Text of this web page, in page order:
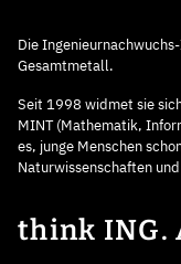
Die
Gesamtmetall.
Seit 1998 widmet sie
MINT (Mathematik,
es, junge Menschen
Naturwissenschaften
think ING.